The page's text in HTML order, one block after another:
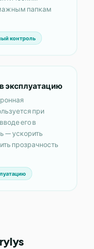
папкам
контроль
эксплуатацию
при
его в
— ускорить
прозрачность